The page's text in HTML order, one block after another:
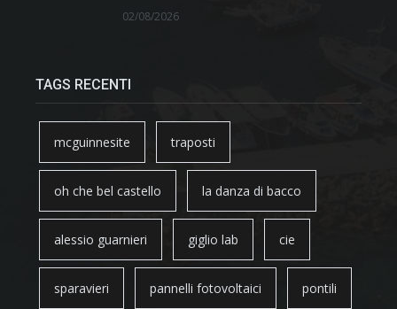
02/08/2026
TAGS RECENTI
mcguinnesite traposti
oh che bel castello la danza di bacco
alessio guarnieri giglio lab cie
sparavieri pannelli fotovoltaici pontili